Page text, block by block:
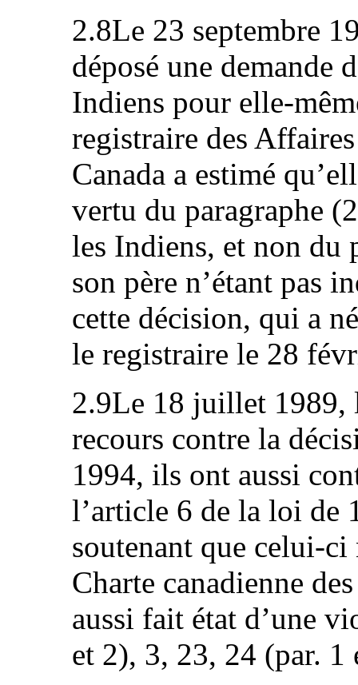
2.8Le 23 septembre
déposé une demande
Indiens pour elle-
registraire des
Canada a estimé
vertu du paragraphe
les Indiens, et non du
son père n’étant pas
cette décision, qui a
le registraire le 28
2.9Le 18 juillet 1989,
recours contre la
1994, ils ont aussi
l’article 6 de la loi de
soutenant que celui-ci
Charte canadienne
aussi fait état d’une
et 2), 3, 23, 24 (par. 1